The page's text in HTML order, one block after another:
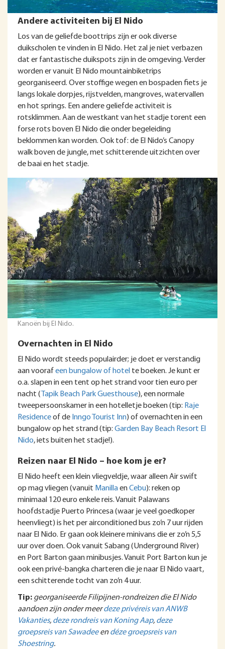
Andere activiteiten bij El Nido
Los van de geliefde boottrips zijn er ook diverse
duikscholen te vinden in El Nido. Het zal je niet verbazen
dat er fantastische duikspots zijn in de omgeving. Verder
worden er vanuit El Nido mountainbiketrips
georganiseerd. Over stoffige wegen en bospaden fiets je
langs lokale dorpjes, rijstvelden, mangroves, watervallen
en hot springs. Een andere geliefde activiteit is
rotsklimmen. Aan de westkant van het stadje torent een
forse rots boven El Nido die onder begeleiding
beklommen kan worden. Ook tof: de El Nido’s Canopy
walk boven de jungle, met schitterende uitzichten over
de baai en het stadje.
Kanoën bij El Nido.
Overnachten in El Nido
El Nido wordt steeds populairder; je doet er verstandig
aan vooraf een bungalow of hotel te boeken. Je kunt er
o.a. slapen in een tent op het strand voor tien euro per
nacht ( Tapik Beach Park Guesthouse), een normale
tweepersoonskamer in een hotelletje boeken (tip: Raje
Residenceof de Inngo Tourist Inn) of overnachten in een
bungalow op het strand (tip: Garden Bay Beach Resort El
Nido, iets buiten het stadje!).
Reizen naar El Nido – hoe kom je er?
El Nido heeft een klein vliegveldje, waar alleen Air swift
op mag vliegen (vanuit ManillaenCebu): reken op
minimaal 120 euro enkele reis. Vanuit Palawans
hoofdstadje Puerto Princesa (waar je veel goedkoper
heenvliegt) is het per airconditioned bus zo’n 7 uur rijden
naar El Nido. Er gaan ook kleinere minivans die er zo’n 5,5
uur over doen. Ook vanuit Sabang (Underground River)
en Port Barton gaan minibusjes. Vanuit Port Barton kun je
ook een privé-bangka charteren die je naar El Nido vaart,
een schitterende tocht van zo’n 4 uur.
Tip: georganiseerde Filipijnen-rondreizen die El Nido
aandoen zijn onder meerdeze privéreis van ANWB
Vakanties, deze rondreis van Koning Aap, deze
groepsreis van Sawadeeendéze groepsreis van
Shoestring.